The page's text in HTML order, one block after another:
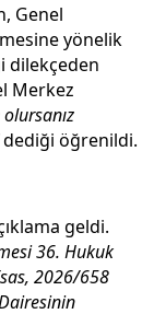
Genel
yönelik
dilekçeden
Merkez
olursanız
dediği öğrenildi.
geldi.
36. Hukuk
2026/658